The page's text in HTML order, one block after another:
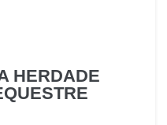
HERDADE